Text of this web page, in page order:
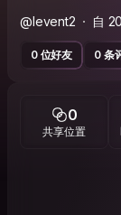
@levent2 自
0 位好友 0 条
0
共享位置